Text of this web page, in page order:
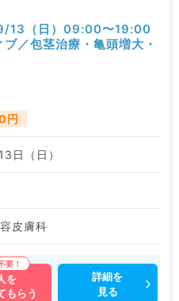
13（日）09:00〜19:00
／包茎治療・亀頭増大・
円
日（日）
皮膚科
を
もらう
詳細を
見る